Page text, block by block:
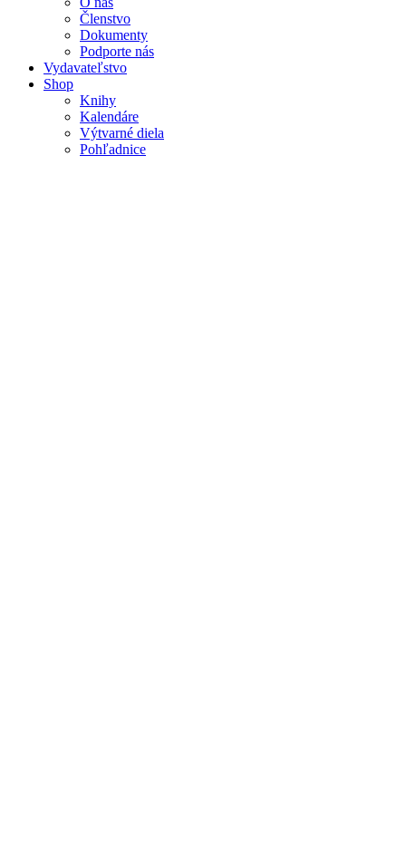
Členstvo
Dokumenty
Podporte nás
Vydavateľstvo
Shop
Knihy
Kalendáre
Výtvarné diela
Pohľadnice